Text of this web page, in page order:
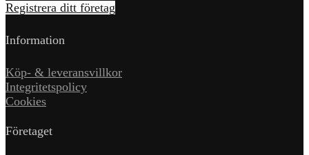
Registrera ditt företag
Information
Köp- & leveransvillkor
Integritetspolicy
Cookies
Företaget